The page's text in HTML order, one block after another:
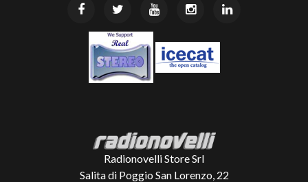
Radionovelli Store Srl
Salita di Poggio San Lorenzo, 22